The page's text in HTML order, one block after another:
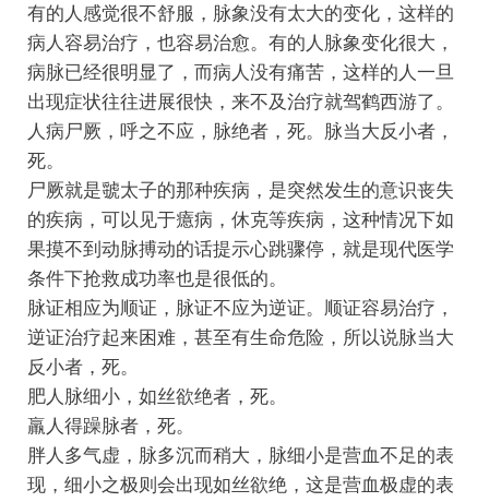
有的人感觉很不舒服，脉象没有太大的变化，这样的
病人容易治疗，也容易治愈。有的人脉象变化很大，
病脉已经很明显了，而病人没有痛苦，这样的人一旦
出现症状往往进展很快，来不及治疗就驾鹤西游了。
人病尸厥，呼之不应，脉绝者，死。脉当大反小者，
死。
尸厥就是虢太子的那种疾病，是突然发生的意识丧失
的疾病，可以见于癔病，休克等疾病，这种情况下如
果摸不到动脉搏动的话提示心跳骤停，就是现代医学
条件下抢救成功率也是很低的。
脉证相应为顺证，脉证不应为逆证。顺证容易治疗，
逆证治疗起来困难，甚至有生命危险，所以说脉当大
反小者，死。
肥人脉细小，如丝欲绝者，死。
羸人得躁脉者，死。
胖人多气虚，脉多沉而稍大，脉细小是营血不足的表
现，细小之极则会出现如丝欲绝，这是营血极虚的表